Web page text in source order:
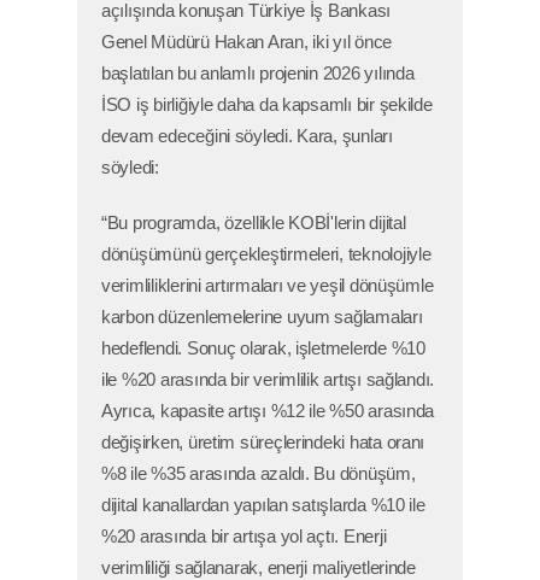
açılışında konuşan Türkiye İş Bankası
Genel Müdürü Hakan Aran, iki yıl önce
başlatılan bu anlamlı projenin 2026 yılında
İSO iş birliğiyle daha da kapsamlı bir şekilde
devam edeceğini söyledi. Kara, şunları
söyledi:
“Bu programda, özellikle KOBİ'lerin dijital
dönüşümünü gerçekleştirmeleri, teknolojiyle
verimliliklerini artırmaları ve yeşil dönüşümle
karbon düzenlemelerine uyum sağlamaları
hedeflendi. Sonuç olarak, işletmelerde %10
ile %20 arasında bir verimlilik artışı sağlandı.
Ayrıca, kapasite artışı %12 ile %50 arasında
değişirken, üretim süreçlerindeki hata oranı
%8 ile %35 arasında azaldı. Bu dönüşüm,
dijital kanallardan yapılan satışlarda %10 ile
%20 arasında bir artışa yol açtı. Enerji
verimliliği sağlanarak, enerji maliyetlerinde